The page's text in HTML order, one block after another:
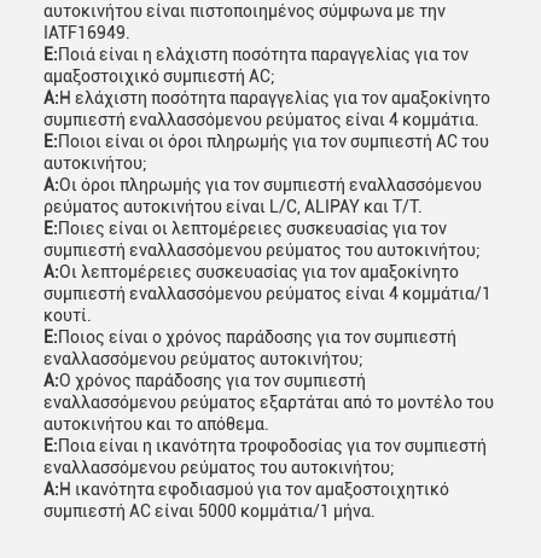
αυτοκινήτου είναι πιστοποιημένος σύμφωνα με την
IATF16949.
Ε:Ποιά είναι η ελάχιστη ποσότητα παραγγελίας για τον
αμαξοστοιχικό συμπιεστή AC;
Α:Η ελάχιστη ποσότητα παραγγελίας για τον αμαξοκίνητο
συμπιεστή εναλλασσόμενου ρεύματος είναι 4 κομμάτια.
Ε:Ποιοι είναι οι όροι πληρωμής για τον συμπιεστή AC του
αυτοκινήτου;
Α:Οι όροι πληρωμής για τον συμπιεστή εναλλασσόμενου
ρεύματος αυτοκινήτου είναι L/C, ALIPAY και T/T.
Ε:Ποιες είναι οι λεπτομέρειες συσκευασίας για τον
συμπιεστή εναλλασσόμενου ρεύματος του αυτοκινήτου;
Α:Οι λεπτομέρειες συσκευασίας για τον αμαξοκίνητο
συμπιεστή εναλλασσόμενου ρεύματος είναι 4 κομμάτια/1
κουτί.
Ε:Ποιος είναι ο χρόνος παράδοσης για τον συμπιεστή
εναλλασσόμενου ρεύματος αυτοκινήτου;
Α:Ο χρόνος παράδοσης για τον συμπιεστή
εναλλασσόμενου ρεύματος εξαρτάται από το μοντέλο του
αυτοκινήτου και το απόθεμα.
Ε:Ποια είναι η ικανότητα τροφοδοσίας για τον συμπιεστή
εναλλασσόμενου ρεύματος του αυτοκινήτου;
Α:Η ικανότητα εφοδιασμού για τον αμαξοστοιχητικό
συμπιεστή AC είναι 5000 κομμάτια/1 μήνα.